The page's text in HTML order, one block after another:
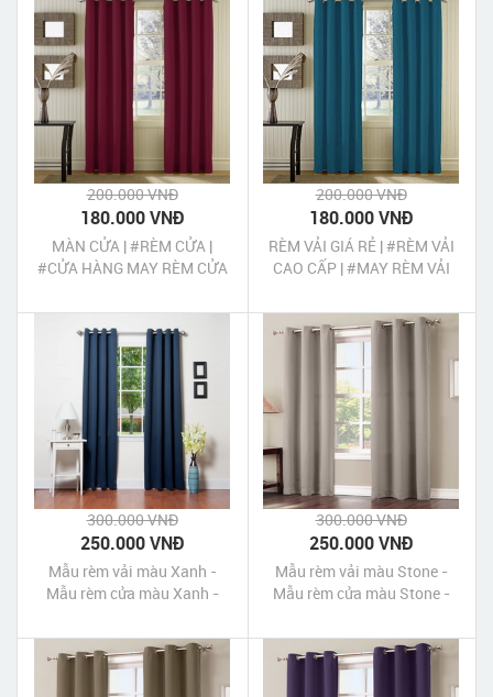
200.000 VNĐ
180.000 VNĐ
MÀN CỬA | #RÈM CỬA |
#CỬA HÀNG MAY RÈM CỬA
TPHCM
200.000 VNĐ
180.000 VNĐ
RÈM VẢI GIÁ RẺ | #RÈM VẢI
CAO CẤP | #MAY RÈM VẢI
300.000 VNĐ
250.000 VNĐ
Mẫu rèm vải màu Xanh -
Mẫu rèm cửa màu Xanh -
300.000 VNĐ
250.000 VNĐ
Mẫu rèm vải màu Stone -
Mẫu rèm cửa màu Stone -